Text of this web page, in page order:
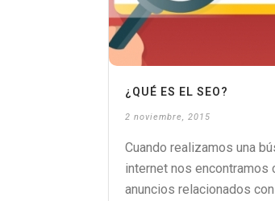
¿QUÉ ES EL SEO?
2 noviembre, 2015
Cuando realizamos una
internet nos encontramos
anuncios relacionados